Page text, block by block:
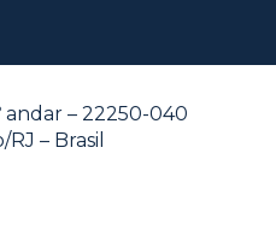
andar – 22250-040
– Brasil